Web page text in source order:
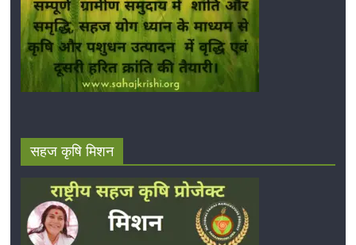
सहज कृषि मिशन